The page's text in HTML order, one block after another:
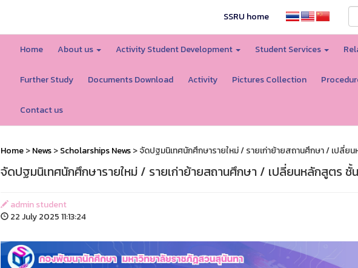
SSRU home
Home About us Activity Student Development Student Services
Further Study Documents Download Activity Pictures Collection
Contact us
Home>News>Scholarships News> จัดปฐมนิเทศนักศึกษารายใหม่ / รายเก่าย้ายสถานศึกษา / เปลี่ย
จัดปฐมนิเทศนักศึกษารายใหม่ / รายเก่าย้ายสถานศึกษา / เปลี่ยนหลักสูตร ชั้
admin student
22 July 2025 11:13:24